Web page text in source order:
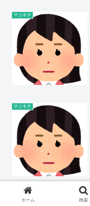
マジキチ
マジキチ
マジキチ
ホーム 検索